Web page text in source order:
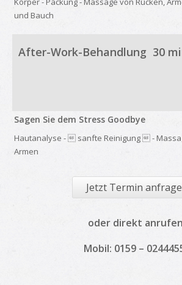
und Bauch
After-Work-Behandlung 30
Sagen Sie dem Stress Goodbye
Hautanalyse -  sanfte Reinigung  -
Armen
Jetzt Termin
oder direkt
Mobil: 0159 –